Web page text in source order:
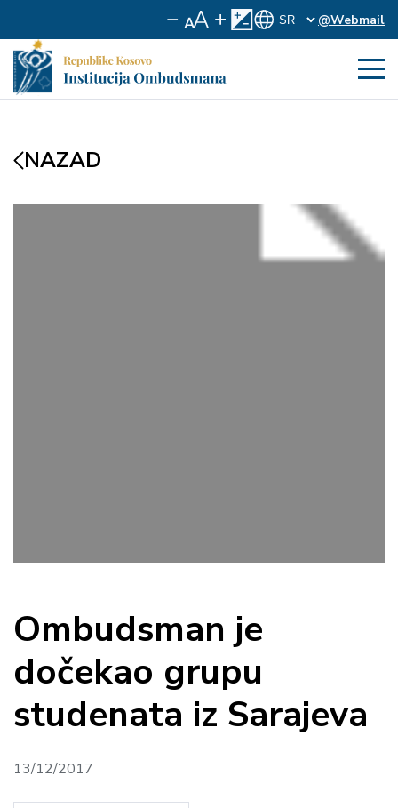
@Webmail
NAZAD
Ombudsman je
dočekao grupu
studenata iz Sarajeva
13/12/2017